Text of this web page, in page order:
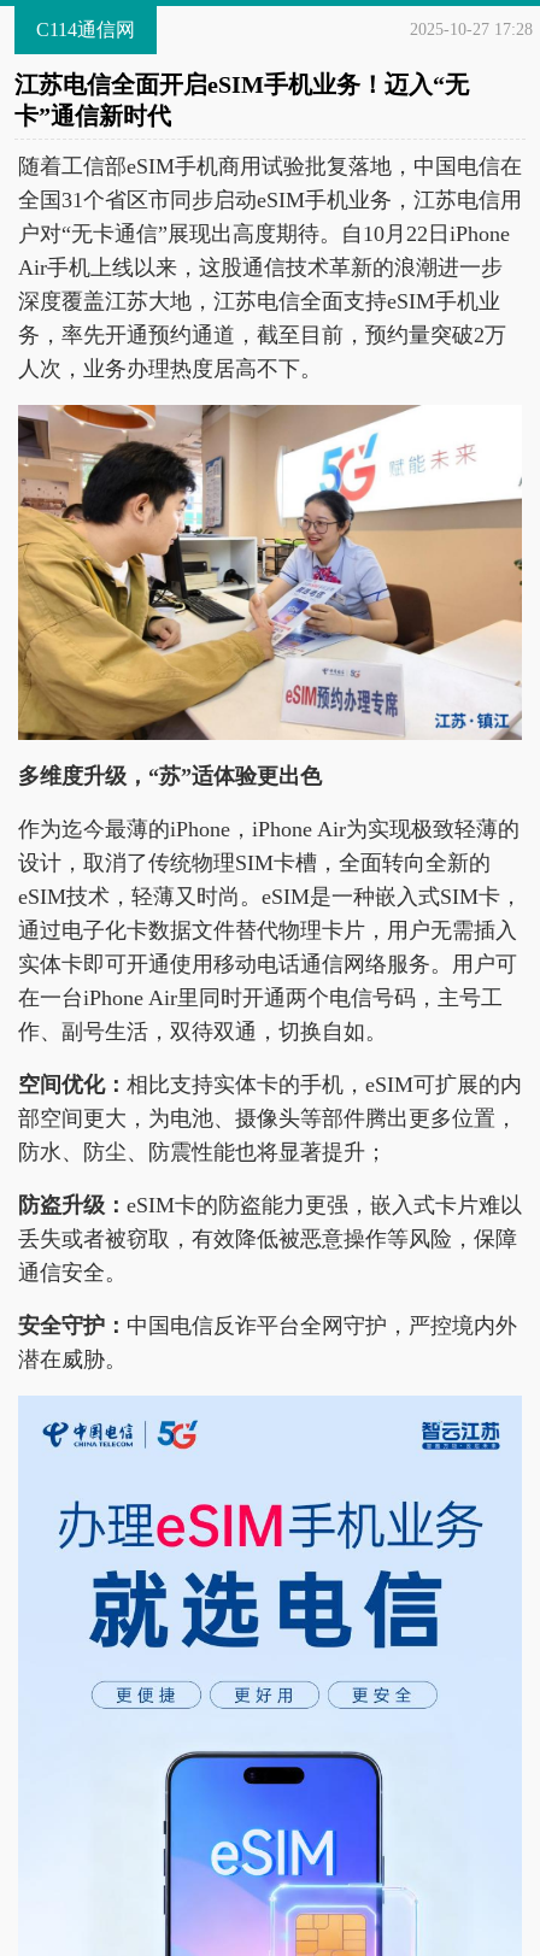
C114通信网 2025-10-27 17:28
江苏电信全面开启eSIM手机业务！迈入“无
卡”通信新时代
随着工信部eSIM手机商用试验批复落地，中国电信在
全国31个省区市同步启动eSIM手机业务，江苏电信用
户对“无卡通信”展现出高度期待。自10月22日iPhone
Air手机上线以来，这股通信技术革新的浪潮进一步
深度覆盖江苏大地，江苏电信全面支持eSIM手机业
务，率先开通预约通道，截至目前，预约量突破2万
人次，业务办理热度居高不下。
多维度升级，“苏”适体验更出色
作为迄今最薄的iPhone，iPhone Air为实现极致轻薄的
设计，取消了传统物理SIM卡槽，全面转向全新的
eSIM技术，轻薄又时尚。eSIM是一种嵌入式SIM卡，
通过电子化卡数据文件替代物理卡片，用户无需插入
实体卡即可开通使用移动电话通信网络服务。用户可
在一台iPhone Air里同时开通两个电信号码，主号工
作、副号生活，双待双通，切换自如。
空间优化： 相比支持实体卡的手机，eSIM可扩展的内
部空间更大，为电池、摄像头等部件腾出更多位置，
防水、防尘、防震性能也将显著提升；
防盗升级： eSIM卡的防盗能力更强，嵌入式卡片难以
丢失或者被窃取，有效降低被恶意操作等风险，保障
通信安全。
安全守护： 中国电信反诈平台全网守护，严控境内外
潜在威胁。